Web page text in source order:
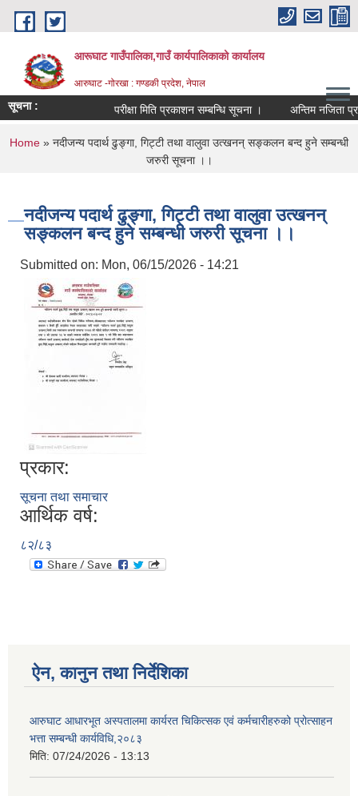
Skip to main content
आरूघाट गाउँपालिका,गाउँ कार्यपालिकाको कार्यालय
आरुघाट -गोरखा : गण्डकी प्रदेश, नेपाल
सूचना : परीक्षा मिति प्रकाशन सम्बन्धि सूचना । अन्तिम नजिता
You are here
Home » नदीजन्य पदार्थ ढुङ्गा, गिट्टी तथा वालुवा उत्खनन् सङ्कलन बन्द हुने सम्बन्धी
जरुरी सूचना ।।
नदीजन्य पदार्थ ढुङ्गा, गिट्टी तथा वालुवा उत्खनन्
सङ्कलन बन्द हुने सम्बन्धी जरुरी सूचना ।।
Submitted on: Mon, 06/15/2026 - 14:21
प्रकार:
सूचना तथा समाचार
आर्थिक वर्ष:
८२/८३
ऐन, कानुन तथा निर्देशिका
आरुघाट आधारभूत अस्पतालमा कार्यरत चिकित्सक एवं कर्मचारीहरुको प्रोत्साहन
भत्ता सम्बन्धी कार्यविधि,२०८३
मिति: 07/24/2026 - 13:13